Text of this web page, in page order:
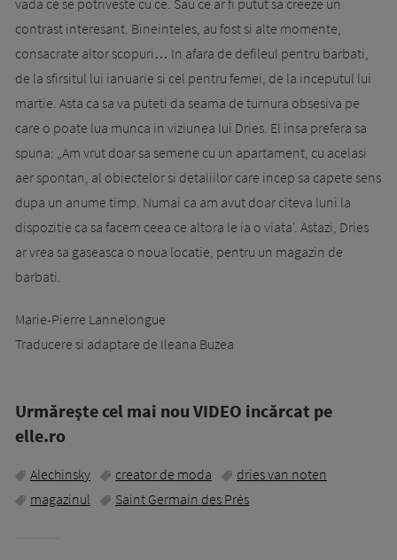
vada ce se potriveste cu ce. Sau ce ar fi putut sa creeze un
contrast interesant. Bineinteles, au fost si alte momente,
consacrate altor sco­puri… In afara de defileul pentru barbati,
de la sfirsitul lui ianuarie si cel pentru femei, de la inceputul lui
martie. Asta ca sa va puteti da seama de turnura obsesiva pe
care o poate lua munca in viziunea lui Dries. El insa prefera sa
spuna: „Am vrut doar sa semene cu un apartament, cu acelasi
aer spontan, al obiectelor si detaliilor care incep sa capete sens
dupa un anume timp. Numai ca am avut doar citeva luni la
dispozitie ca sa facem ceea ce altora le ia o viata'. Astazi, Dries
ar vrea sa gaseasca o noua locatie, pentru un magazin de
barbati.
Marie-Pierre Lannelongue
Traducere si adaptare de Ileana Buzea
Urmăreşte cel mai nou VIDEO incărcat pe
elle.ro
Alechinsky creator de moda
dries van noten
magazinul
Saint Germain des Prés